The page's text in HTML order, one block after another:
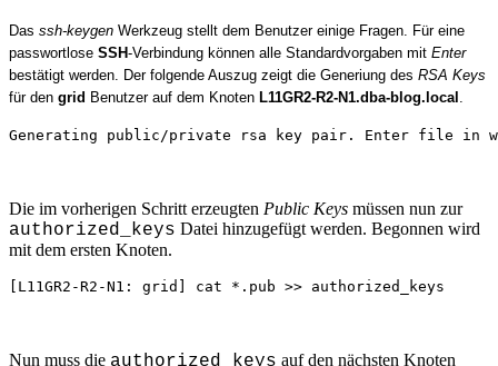
Das ssh-keygen Werkzeug stellt dem Benutzer einige Fragen. Für eine
passwortlose SSH-Verbindung können alle Standardvorgaben mit Enter
bestätigt werden. Der folgende Auszug zeigt die Generiung des RSA Keys
für den grid Benutzer auf dem Knoten L11GR2-R2-N1.dba-blog.local
Generating public/private rsa key pair. Enter file in
Die im vorherigen Schritt erzeugten Public Keys müssen nun zur
authorized_keys Datei hinzugefügt werden. Begonnen wird
mit dem ersten Knoten.
[L11GR2-R2-N1: grid] cat *.pub >> authorized_keys
Nun muss die authorized_keys auf den nächsten Knoten